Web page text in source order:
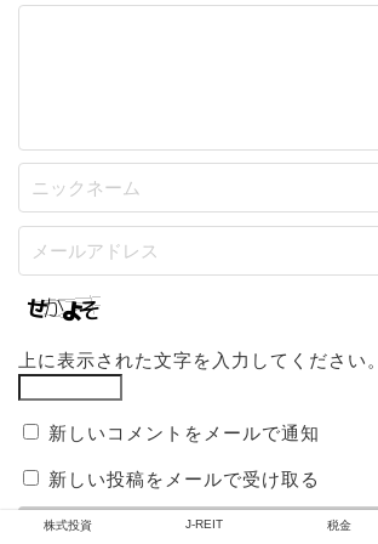
上に表示された文字を入力してください。
新しいコメントをメールで通知
新しい投稿をメールで受け取る
株式投資 J-REIT 税金